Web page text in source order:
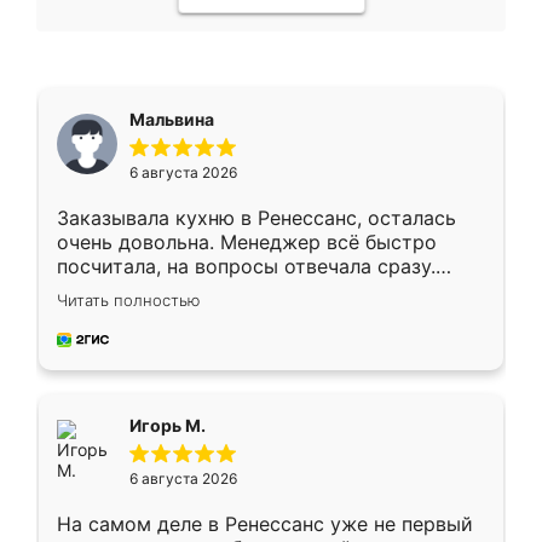
Мальвина
6 августа 2026
Заказывала кухню в Ренессанс, осталась
очень довольна. Менеджер всё быстро
посчитала, на вопросы отвечала сразу.
Замерщик приехал в субботу, подошёл к
делу со всей ответственностью. Собрали
за день, ребята работали аккуратно, даже
Читать полностью
Игорь М.
6 августа 2026
На самом деле в Ренессанс уже не первый